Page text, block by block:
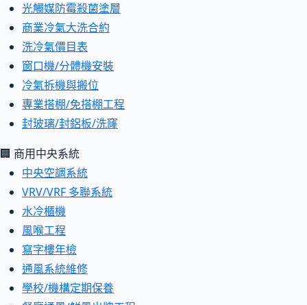
光觸媒防霉殺菌塗層
商業冷氣大洗合約
洗冷氣價目表
窗口機/分體機安裝
冷氣拆機與搬位
專業搭棚/免搭棚工程
封玻璃/封鋁板/洗窿
🏢 商用中央系統
中央空調系統
VRV/VRF 多聯系統
水冷櫃機
風喉工程
寫字樓年檢
通風系統維修
學校/機構定期保養